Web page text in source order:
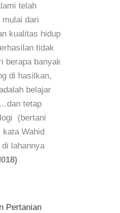
telah
mulai dari
kualitas hidup
tidak
berapa banyak
di hasilkan,
belajar
tetap
(bertani
kata Wahid
lahannya
Pertanian